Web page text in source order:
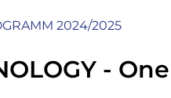
2024/2025
-